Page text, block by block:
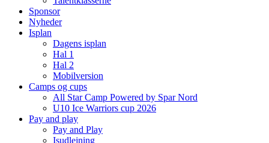
Sponsor
Nyheder
Isplan
Dagens isplan
Hal 1
Hal 2
Mobilversion
Camps og cups
All Star Camp Powered by Spar Nord
U10 Ice Warriors cup 2026
Pay and play
Pay and Play
Isudlejning